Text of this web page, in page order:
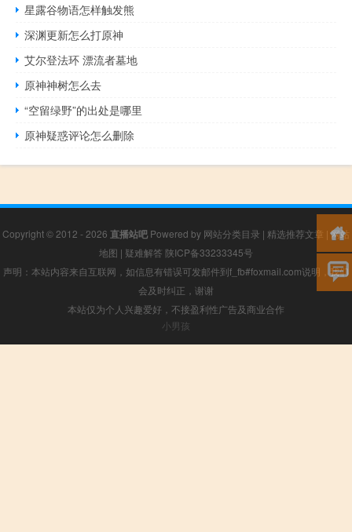
星露谷物语怎样触发熊
深渊更新怎么打原神
艾尔登法环 漂流者墓地
原神神树怎么去
“空留绿野”的出处是哪里
原神疑惑评论怎么删除
Copyright © 2012 - 2026 直播站吧 Powered by 网站分类目录 | 精选推荐文章 |网站
地图 | 疑难解答 陕ICP备33233345号
声明：本站内容来自互联网，如信息有错误可发邮件到f_fb#foxmail.com说明，我们
会及时纠正，谢谢
本站仅为个人兴趣爱好，不接盈利性广告及商业合作
小男孩